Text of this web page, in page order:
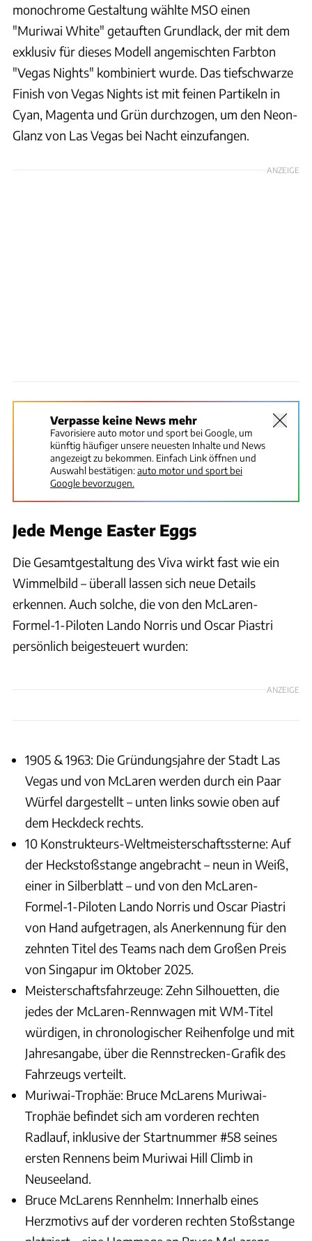
monochrome Gestaltung wählte MSO einen
"Muriwai White" getauften Grundlack, der mit dem
exklusiv für dieses Modell angemischten Farbton
"Vegas Nights" kombiniert wurde. Das tiefschwarze
Finish von Vegas Nights ist mit feinen Partikeln in
Cyan, Magenta und Grün durchzogen, um den Neon-
Glanz von Las Vegas bei Nacht einzufangen.
ANZEIGE
Verpasse keine News mehr
Favorisiere auto motor und sport bei Google, um
künftig häufiger unsere neuesten Inhalte und News
angezeigt zu bekommen. Einfach Link öffnen und
Auswahl bestätigen:auto motor und sport bei
Google bevorzugen.
Jede Menge Easter Eggs
Die Gesamtgestaltung des Viva wirkt fast wie ein
Wimmelbild – überall lassen sich neue Details
erkennen. Auch solche, die von den McLaren-
Formel-1-Piloten Lando Norris und Oscar Piastri
persönlich beigesteuert wurden:
ANZEIGE
1905 & 1963: Die Gründungsjahre der Stadt Las
Vegas und von McLaren werden durch ein Paar
Würfel dargestellt – unten links sowie oben auf
dem Heckdeck rechts.
10 Konstrukteurs-Weltmeisterschaftssterne: Auf
der Heckstoßstange angebracht – neun in Weiß,
einer in Silberblatt – und von den McLaren-
Formel-1-Piloten Lando Norris und Oscar Piastri
von Hand aufgetragen, als Anerkennung für den
zehnten Titel des Teams nach dem Großen Preis
von Singapur im Oktober 2025.
Meisterschaftsfahrzeuge: Zehn Silhouetten, die
jedes der McLaren-Rennwagen mit WM-Titel
würdigen, in chronologischer Reihenfolge und mit
Jahresangabe, über die Rennstrecken-Grafik des
Fahrzeugs verteilt.
Muriwai-Trophäe: Bruce McLarens Muriwai-
Trophäe befindet sich am vorderen rechten
Radlauf, inklusive der Startnummer #58 seines
ersten Rennens beim Muriwai Hill Climb in
Neuseeland.
Bruce McLarens Rennhelm: Innerhalb eines
Herzmotivs auf der vorderen rechten Stoßstange